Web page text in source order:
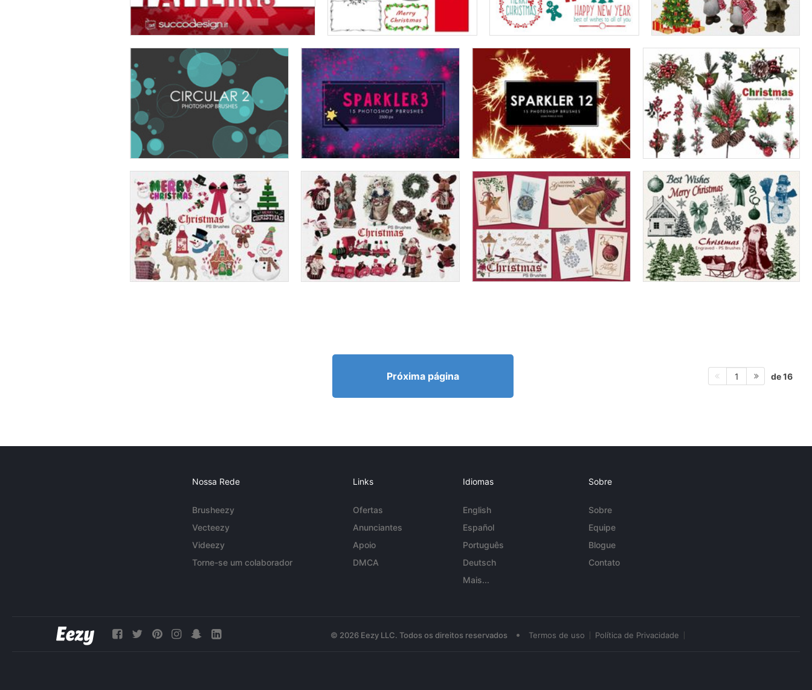
Próxima página 1 de 16
Nossa Rede
Brusheezy
Vecteezy
Videezy
Torne-se um colaborador
Links
Ofertas
Anunciantes
Apoio
DMCA
Idiomas
English
Español
Português
Deutsch
Mais...
Sobre
Sobre
Equipe
Blogue
Contato
© 2026 Eezy LLC. Todos os direitos reservados • Termos de uso Política de Privacidade